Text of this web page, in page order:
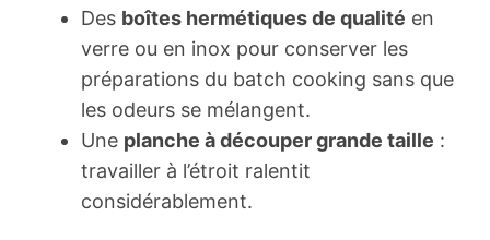
Des boîtes hermétiques de qualité en
verre ou en inox pour conserver les
préparations du batch cooking sans que
les odeurs se mélangent.
Une planche à découper grande taille :
travailler à l’étroit ralentit
considérablement.